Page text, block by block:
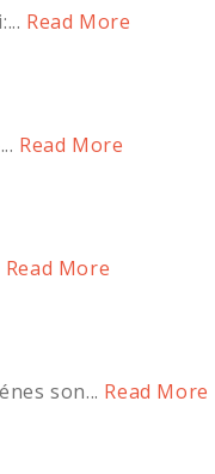
Read More
Read More
Read More
son... Read More